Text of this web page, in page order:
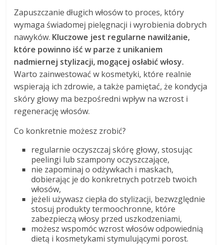
Zapuszczanie długich włosów to proces, który
wymaga świadomej pielęgnacji i wyrobienia dobrych
nawyków. Kluczowe jest regularne nawilżanie,
które powinno iść w parze z unikaniem
nadmiernej stylizacji, mogącej osłabić włosy.
Warto zainwestować w kosmetyki, które realnie
wspierają ich zdrowie, a także pamiętać, że kondycja
skóry głowy ma bezpośredni wpływ na wzrost i
regenerację włosów.
Co konkretnie możesz zrobić?
regularnie oczyszczaj skórę głowy, stosując
peelingi lub szampony oczyszczające,
nie zapominaj o odżywkach i maskach,
dobierając je do konkretnych potrzeb twoich
włosów,
jeżeli używasz ciepła do stylizacji, bezwzględnie
stosuj produkty termoochronne, które
zabezpieczą włosy przed uszkodzeniami,
możesz wspomóc wzrost włosów odpowiednią
dietą i kosmetykami stymulującymi porost.